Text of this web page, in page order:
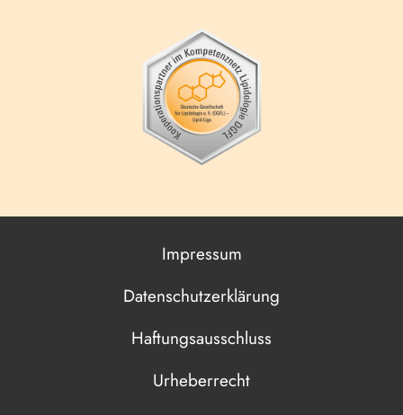
Impressum
Datenschutzerklärung
Haftungsausschluss
Urheberrecht